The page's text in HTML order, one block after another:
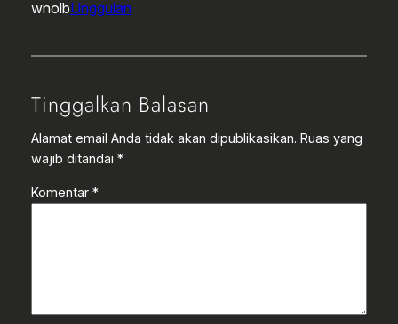
wnolbUnggulan
Tinggalkan Balasan
Alamat email Anda tidak akan dipublikasikan. Ruas yang
wajib ditandai *
Komentar *